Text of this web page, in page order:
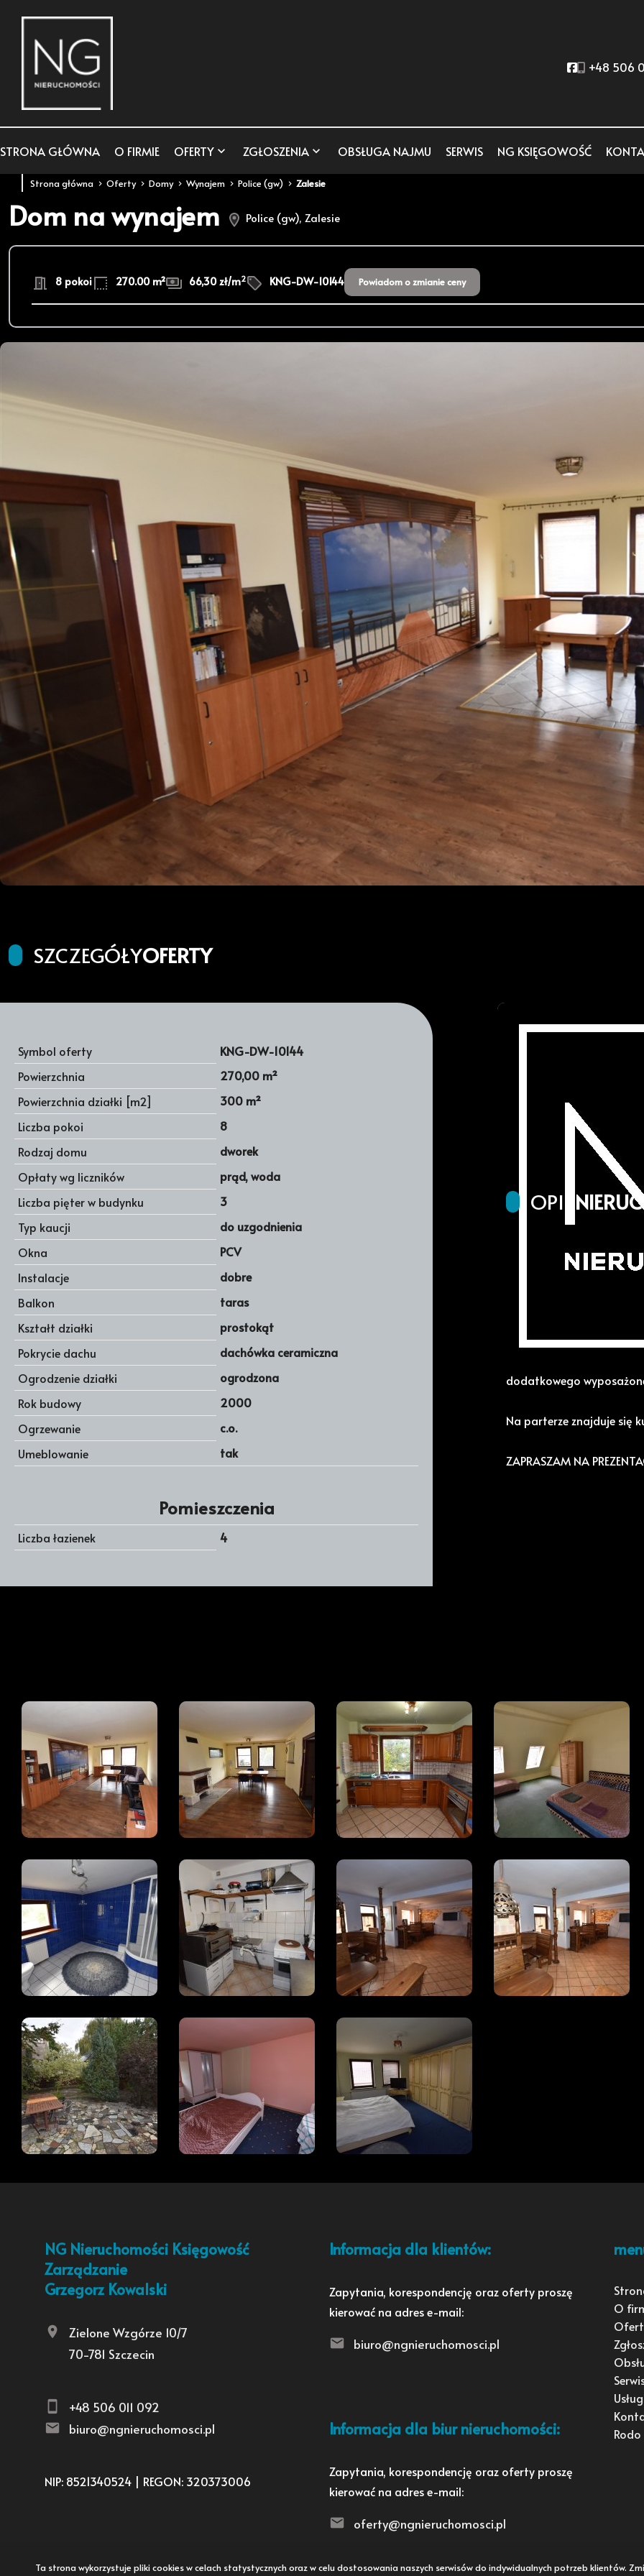
Social link
+48 506
STRONA GŁÓWNA O FIRMIE OFERTY ZGŁOSZENIA OBSŁUGA NAJMU SERWIS NG KSIĘGOWOŚĆ
Strona główna Oferty Domy Wynajem Police (gw) Zalesie
Dom na wynajem Police (gw), Zalesie
8 pokoi 270.00 m² 66,30 zł/m2 KNG-DW-10144 Powiadom o zmianie ceny
SZCZEGÓŁYOFERTY
Symbol oferty
KNG-DW-10144
Powierzchnia
270,00 m²
Powierzchnia działki [m2]
300 m²
Liczba pokoi
8
Rodzaj domu
dworek
Opłaty wg liczników
prąd, woda
Liczba pięter w budynku
3
Typ kaucji
do uzgodnienia
Okna
PCV
Instalacje
dobre
Balkon
taras
Kształt działki
prostokąt
Pokrycie dachu
dachówka ceramiczna
Ogrodzenie działki
ogrodzona
Rok budowy
2000
Ogrzewanie
c.o.
Umeblowanie
tak
Pomieszczenia
Liczba łazienek 4
OPIS
DUŻY OBIEKT NA
Przedstawiam ofertę
Obecnie składa się z 8
dodatkowego
Na parterze znajduje się
ZAPRASZAM NA
NG Nieruchomości Księgowość
Zarządzanie
Grzegorz Kowalski
Zielone Wzgórze 10/7
70-781 Szczecin
+48 506 011 092
biuro@ngnieruchomosci.pl
NIP: 8521340524 | REGON: 320373006
Informacja dla klientów:
Zapytania, korespondencję oraz oferty proszę
kierować na adres e-mail:
biuro@ngnieruchomosci.pl
Informacja dla biur nieruchomości:
Zapytania, korespondencję oraz oferty proszę
kierować na adres e-mail:
oferty@ngnieruchomosci.pl
O
Rodo
Ta strona wykorzystuje pliki cookies w celach statystycznych oraz w celu dostosowania naszych serwisów do indywidualnych potrzeb klientów.